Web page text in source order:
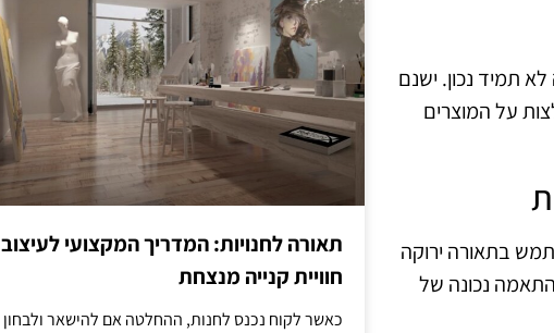
תמיד נכון. ישנם
על המוצרים
בתאורה ירוקה
התאמה נכונה של
תאורה לחנויות: המדריך המקצועי לעיצוב
חוויית קנייה מנצחת
כאשר לקוח נכנס לחנות, ההחלטה אם להישאר ולבחון